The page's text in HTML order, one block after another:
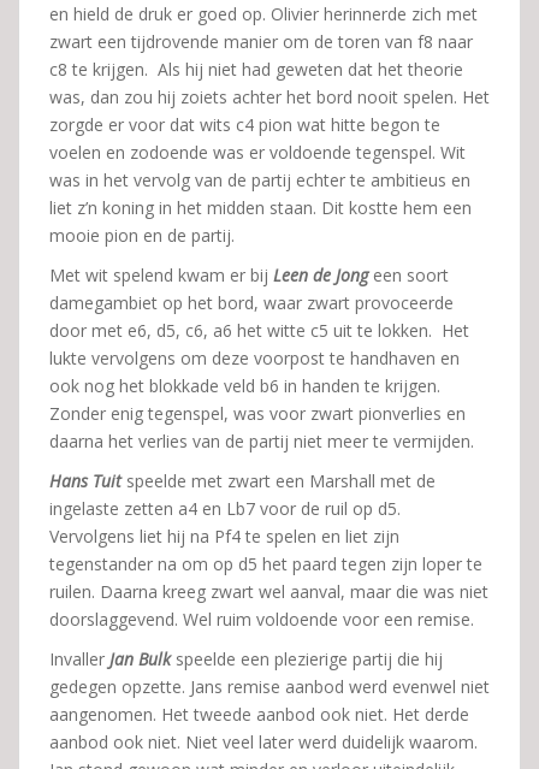
en hield de druk er goed op. Olivier herinnerde zich met
zwart een tijdrovende manier om de toren van f8 naar
c8 te krijgen. Als hij niet had geweten dat het theorie
was, dan zou hij zoiets achter het bord nooit spelen. Het
zorgde er voor dat wits c4 pion wat hitte begon te
voelen en zodoende was er voldoende tegenspel. Wit
was in het vervolg van de partij echter te ambitieus en
liet z’n koning in het midden staan. Dit kostte hem een
mooie pion en de partij.
Met wit spelend kwam er bij Leen de Jongeen soort
damegambiet op het bord, waar zwart provoceerde
door met e6, d5, c6, a6 het witte c5 uit te lokken. Het
lukte vervolgens om deze voorpost te handhaven en
ook nog het blokkade veld b6 in handen te krijgen.
Zonder enig tegenspel, was voor zwart pionverlies en
daarna het verlies van de partij niet meer te vermijden.
Hans Tuitspeelde met zwart een Marshall met de
ingelaste zetten a4 en Lb7 voor de ruil op d5.
Vervolgens liet hij na Pf4 te spelen en liet zijn
tegenstander na om op d5 het paard tegen zijn loper te
ruilen. Daarna kreeg zwart wel aanval, maar die was niet
doorslaggevend. Wel ruim voldoende voor een remise.
Invaller Jan Bulkspeelde een plezierige partij die hij
gedegen opzette. Jans remise aanbod werd evenwel niet
aangenomen. Het tweede aanbod ook niet. Het derde
aanbod ook niet. Niet veel later werd duidelijk waarom.